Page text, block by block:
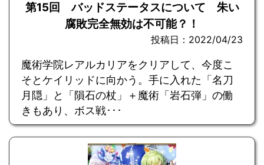
第15回 バッドステータスについて 朱い
腐敗完全無効は不可能？！
投稿日：2022/04/23
魔術学院レアルカリアをクリアして、今度こ
そとケイリッドに向かう。手に入れた「名刀
月隠」と「隕石の杖」＋魔術「岩石弾」の働
きもあり、ボス戦･･･